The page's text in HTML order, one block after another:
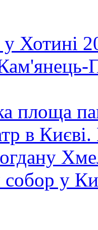
Хотині
площа
в
собор у